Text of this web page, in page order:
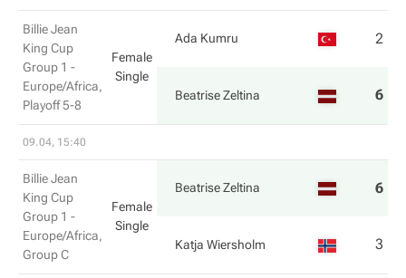
Billie Jean
King Cup
Group 1 -
Europe/Africa,
Playoff 5-8
Female
Single
Ada Kumru 2
Beatrise Zeltina 6
09.04, 15:40
Billie Jean
King Cup
Group 1 -
Europe/Africa,
Group C
Female
Single
Beatrise Zeltina 6
Katja Wiersholm 3